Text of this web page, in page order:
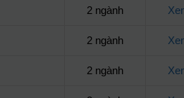
2 ngành
2 ngành
2 ngành